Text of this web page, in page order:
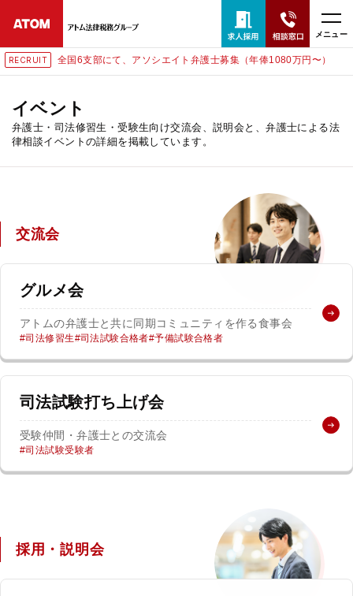
メニュー
RECRUIT 全国6支部にて、アソシエイト弁護士募集（年俸1080万円〜）
イベント
弁護士・司法修習生・受験生向け交流会、説明会と、弁護士による法
律相談イベントの詳細を掲載しています。
交流会
グルメ会
アトムの弁護士と共に同期コミュニティを作る食事会
司法修習生 司法試験合格者 予備試験合格者
司法試験打ち上げ会
受験仲間・弁護士との交流会
司法試験受験者
採用・説明会
24時間365日全国対応
無料相談窓口はこちら
電話・LINE・メールで相談予約受付中
取扱分野
解決実績
アクセス
費用
お知らせ